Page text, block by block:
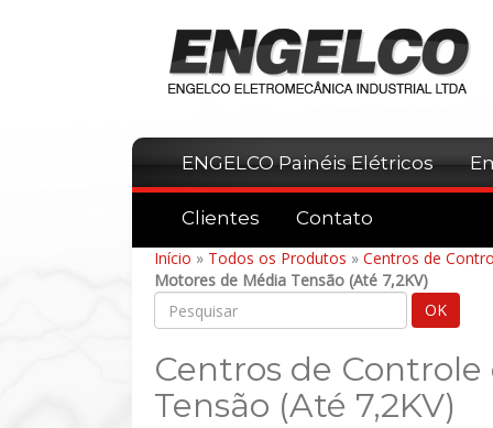
ENGELCO Painéis Elétricos
Clientes Contato
Início » Todos os Produtos » Centros de
Motores de Média Tensão (Até 7,2KV)
Centros de
Tensão (Até 7,2KV)